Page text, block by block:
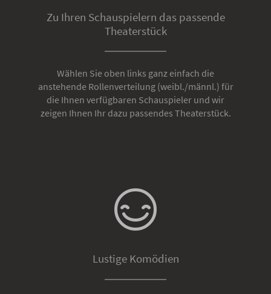
Zu Ihren Schauspielern das passende
Theaterstück
Wählen Sie oben links ganz einfach die
anstehende Rollenverteilung (weibl./männl.) für
die Ihnen verfügbaren Schauspieler und wir
zeigen Ihnen Ihr dazu passendes Theaterstück.
Lustige Komödien